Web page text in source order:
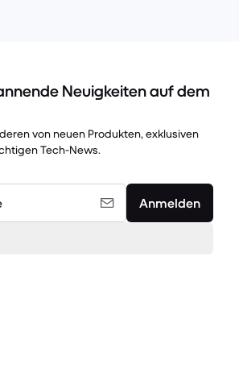
Neuigkeiten auf dem
von neuen Produkten, exklusiven
Tech-News.
Anmelden